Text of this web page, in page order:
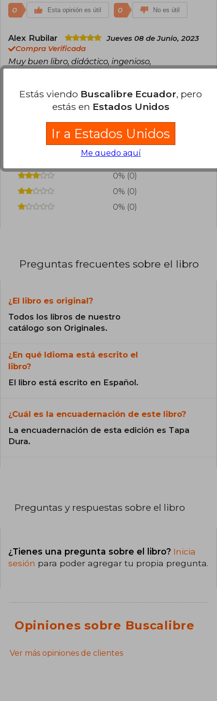
0 Esta opinión es útil 0 No es útil
Alex Rubilar
Jueves 08 de Junio, 2023
Compra Verificada
Muy buen libro, didáctico, ingenioso,
¿Leíste este libro? Inicia sesiónpara poder
100% (4)
0% (0)
0% (0)
0% (0)
0% (0)
Preguntas frecuentes sobre el libro
¿El libro es original?
Todos los libros de nuestro
catálogo son Originales.
¿En qué Idioma está escrito el
libro?
El libro está escrito en Español.
¿Cuál es la encuadernación de este libro?
La encuadernación de esta edición es Tapa
Dura.
Preguntas y respuestas sobre el libro
¿Tienes una pregunta sobre el libro? Inicia
sesión para poder agregar tu propia pregunta.
Opiniones sobre Buscalibre
Ver más opiniones de clientes
Estás viendo Buscalibre Ecuador, pero
estás en Estados Unidos
Ir a Estados Unidos
Me quedo aquí